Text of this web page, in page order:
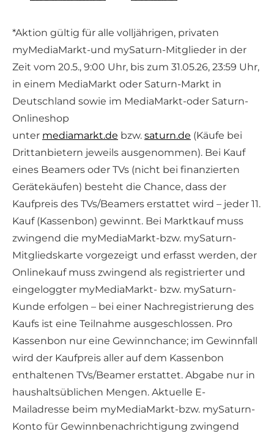
*Aktion gültig für alle volljährigen, privaten
myMediaMarkt-und mySaturn-Mitglieder in der
Zeit vom 20.5., 9:00 Uhr, bis zum 31.05.26, 23:59 Uhr,
in einem MediaMarkt oder Saturn-Markt in
Deutschland sowie im MediaMarkt-oder Saturn-
Onlineshop
unter mediamarkt.de bzw. saturn.de (Käufe bei
Drittanbietern jeweils ausgenommen). Bei Kauf
eines Beamers oder TVs (nicht bei finanzierten
Gerätekäufen) besteht die Chance, dass der
Kaufpreis des TVs/Beamers erstattet wird – jeder 11.
Kauf (Kassenbon) gewinnt. Bei Marktkauf muss
zwingend die myMediaMarkt-bzw. mySaturn-
Mitgliedskarte vorgezeigt und erfasst werden, der
Onlinekauf muss zwingend als registrierter und
eingeloggter myMediaMarkt- bzw. mySaturn-
Kunde erfolgen – bei einer Nachregistrierung des
Kaufs ist eine Teilnahme ausgeschlossen. Pro
Kassenbon nur eine Gewinnchance; im Gewinnfall
wird der Kaufpreis aller auf dem Kassenbon
enthaltenen TVs/Beamer erstattet. Abgabe nur in
haushaltsüblichen Mengen. Aktuelle E-
Mailadresse beim myMediaMarkt-bzw. mySaturn-
Konto für Gewinnbenachrichtigung zwingend